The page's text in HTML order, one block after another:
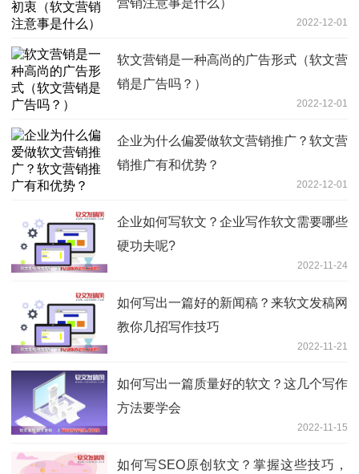
营销注意事是什么）
2022-12-01
软文营销是一种高尚的广告形式（软文营
销是广告吗？）
2022-12-01
企业为什么偏爱做软文营销推广？软文营
销推广有和优势？
2022-12-01
企业如何写软文？企业写作软文需要哪些
硬功夫呢?
2022-11-24
如何写出一篇好的新闻稿？来软文发稿网
教你几招写作技巧
2022-11-21
如何写出一篇质量好的软文？这几个写作
方法要学会
2022-11-15
如何写SEO原创软文？掌握这些技巧，